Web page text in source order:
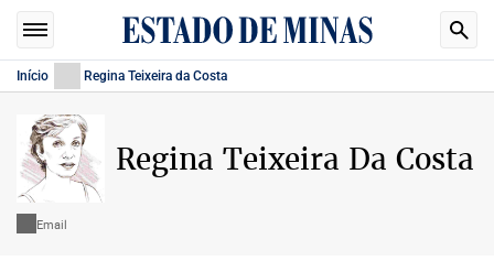
Início Regina Teixeira da Costa
Regina Teixeira Da Costa
Email